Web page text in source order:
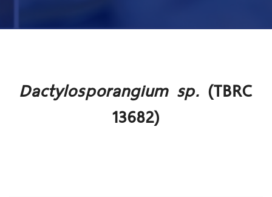
Dactylosporangium sp. (TBRC
13682)